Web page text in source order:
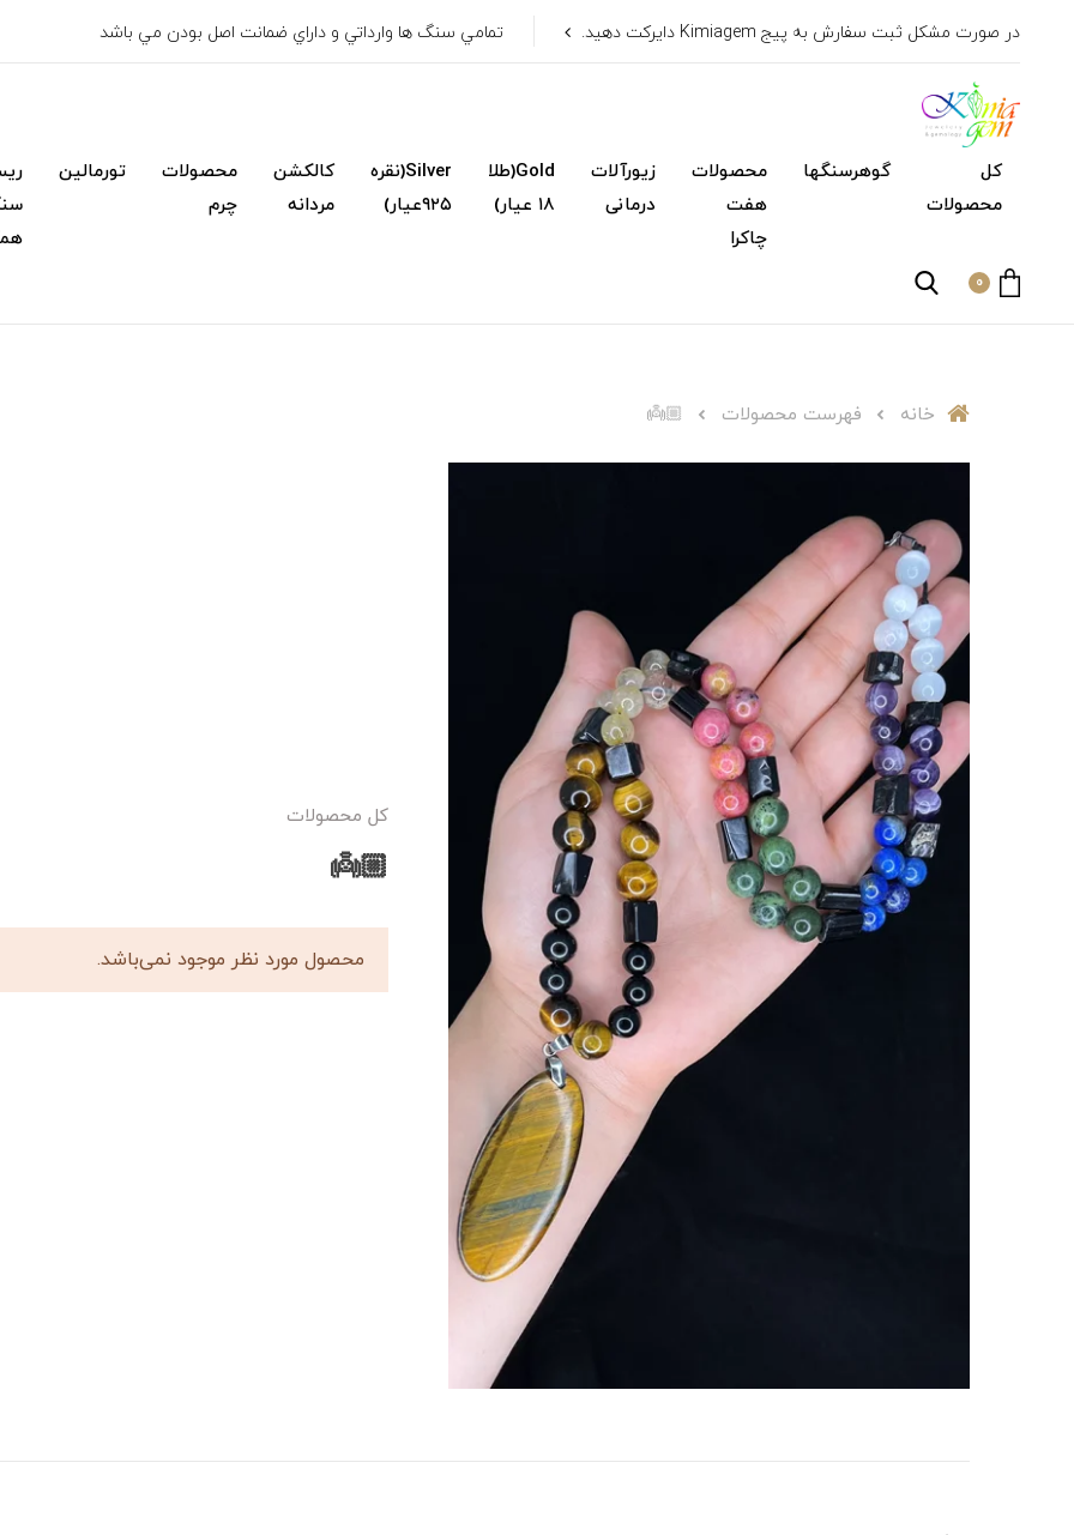
در صورت مشکل ثبت سفارش به پیج Kimiagem دایرکت دهید. تمامي سنگ ها وارداتي و داراي ضمانت اصل بودن مي باشد
کل
محصولات
گوهرسنگها
محصولات
هفت
چاکرا
زیورآلات
درمانی
Gold(طلا
۱۸ عیار)
Silver(نقره
۹۲۵عیار)
کالکشن
مردانه
محصولات
چرم
تورمالین
0
خانه فهرست محصولات 👼🏼
کل محصولات
👼🏼
محصول مورد نظر موجود نمی‌باشد.